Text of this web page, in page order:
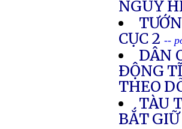
NGUY
CỤC 2 --
DÂN
ÐỘNG
THEO
TÀU
BẮT